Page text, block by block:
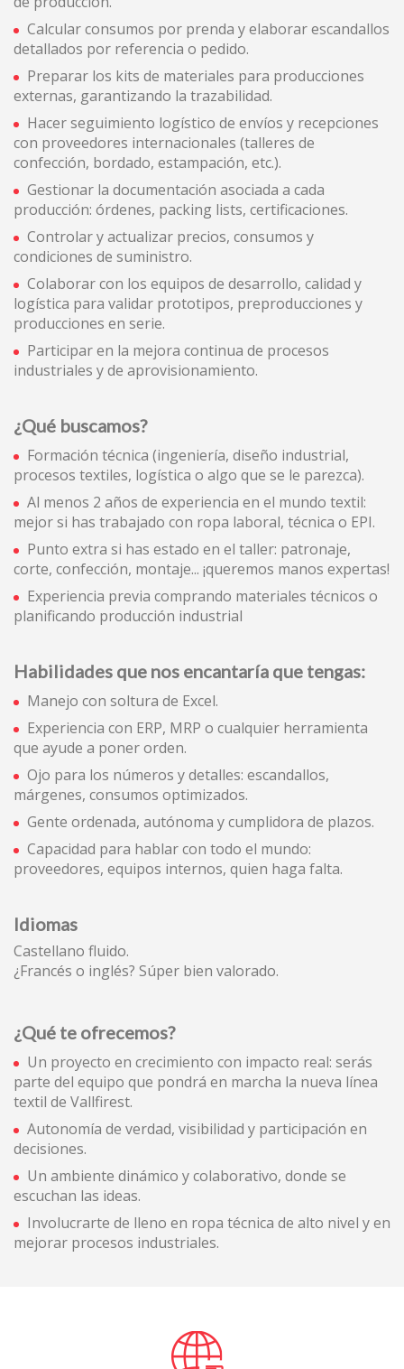
Calcular consumos por prenda y elaborar escandallos
detallados por referencia o pedido.
Preparar los kits de materiales para producciones
externas, garantizando la trazabilidad.
Hacer seguimiento logístico de envíos y recepciones
con proveedores internacionales (talleres de
confección, bordado, estampación, etc.).
Gestionar la documentación asociada a cada
producción: órdenes, packing lists, certificaciones.
Controlar y actualizar precios, consumos y
condiciones de suministro.
Colaborar con los equipos de desarrollo, calidad y
logística para validar prototipos, preproducciones y
producciones en serie.
Participar en la mejora continua de procesos
industriales y de aprovisionamiento.
¿Qué buscamos?
Formación técnica (ingeniería, diseño industrial,
procesos textiles, logística o algo que se le parezca).
Al menos 2 años de experiencia en el mundo textil:
mejor si has trabajado con ropa laboral, técnica o EPI.
Punto extra si has estado en el taller: patronaje,
corte, confección, montaje... ¡queremos manos expertas!
Experiencia previa comprando materiales técnicos o
planificando producción industrial
Habilidades que nos encantaría que tengas:
Manejo con soltura de Excel.
Experiencia con ERP, MRP o cualquier herramienta
que ayude a poner orden.
Ojo para los números y detalles: escandallos,
márgenes, consumos optimizados.
Gente ordenada, autónoma y cumplidora de plazos.
Capacidad para hablar con todo el mundo:
proveedores, equipos internos, quien haga falta.
Idiomas
Castellano fluido.
¿Francés o inglés? Súper bien valorado.
¿Qué te ofrecemos?
Un proyecto en crecimiento con impacto real: serás
parte del equipo que pondrá en marcha la nueva línea
textil de Vallfirest.
Autonomía de verdad, visibilidad y participación en
decisiones.
Un ambiente dinámico y colaborativo, donde se
escuchan las ideas.
Involucrarte de lleno en ropa técnica de alto nivel y en
mejorar procesos industriales.
Sie ermöglichen die Beobachtung und Analyse des
Verhaltens der Nutzer dieser Website. Die durch diese Art
von Cookies gesammelten Informationen werden
verwendet, um die Aktivität des Webs zu messen, um
Benutzernavigationsprofile zu erstellen, um basierend auf
der Analyse der Nutzungsdaten der Benutzer des Dienstes
Verbesserungen einzuführen. Sie ermöglichen es uns, die
Präferenzinformationen des Benutzers zu speichern, um
die Qualität unserer Dienstleistungen zu verbessern und
durch empfohlene Produkte ein besseres Erlebnis zu
Marketing und Publizität
Diese Cookies werden verwendet, um Informationen über
die Präferenzen und persönlichen Entscheidungen des
Benutzers durch die kontinuierliche Beobachtung seiner
Surfgewohnheiten zu speichern. Dank ihnen können wir
die Surfgewohnheiten auf der Website kennen und
Werbung in Bezug auf das Surfprofil des Benutzers